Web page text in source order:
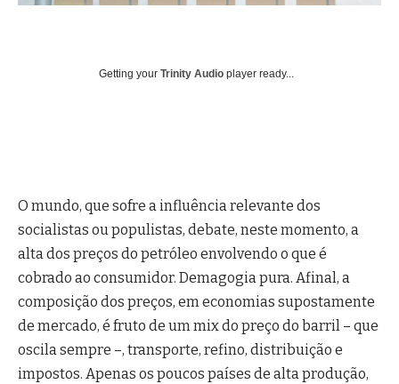
Getting your Trinity Audio player ready...
O mundo, que sofre a influência relevante dos
socialistas ou populistas, debate, neste momento, a
alta dos preços do petróleo envolvendo o que é
cobrado ao consumidor. Demagogia pura. Afinal, a
composição dos preços, em economias supostamente
de mercado, é fruto de um mix do preço do barril – que
oscila sempre –, transporte, refino, distribuição e
impostos. Apenas os poucos países de alta produção,